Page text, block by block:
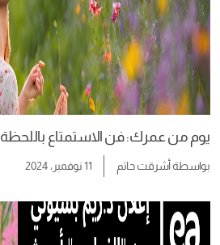
يوم من عمرك: فن الاستمتاع باللحظة
بواسطةأشرقت حاتم 11 نوفمبر، 2024